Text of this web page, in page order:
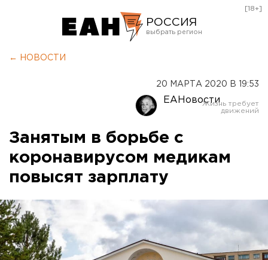
РОССИЯ
Оренбург
[18+]
← НОВОСТИ
20 МАРТА 2020 В 19:53
ЕАНовости
Занятым в борьбе с
коронавирусом медикам
повысят зарплату